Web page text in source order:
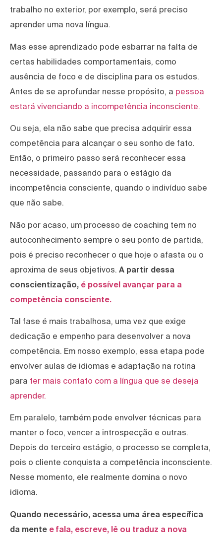
trabalho no exterior, por exemplo, será preciso
aprender uma nova língua.
Mas esse aprendizado pode esbarrar na falta de
certas habilidades comportamentais, como
ausência de foco e de disciplina para os estudos.
Antes de se aprofundar nesse propósito, a pessoa
estará vivenciando a incompetência inconsciente.
Ou seja, ela não sabe que precisa adquirir essa
competência para alcançar o seu sonho de fato.
Então, o primeiro passo será reconhecer essa
necessidade, passando para o estágio da
incompetência consciente, quando o indivíduo sabe
que não sabe.
Não por acaso, um processo de coaching tem no
autoconhecimento sempre o seu ponto de partida,
pois é preciso reconhecer o que hoje o afasta ou o
aproxima de seus objetivos. A partir dessa
conscientização, é possível avançar para a
competência consciente.
Tal fase é mais trabalhosa, uma vez que exige
dedicação e empenho para desenvolver a nova
competência. Em nosso exemplo, essa etapa pode
envolver aulas de idiomas e adaptação na rotina
para ter mais contato com a língua que se deseja
aprender.
Em paralelo, também pode envolver técnicas para
manter o foco, vencer a introspecção e outras.
Depois do terceiro estágio, o processo se completa,
pois o cliente conquista a competência inconsciente.
Nesse momento, ele realmente domina o novo
idioma.
Quando necessário, acessa uma área específica
da mente e fala, escreve, lê ou traduz a nova